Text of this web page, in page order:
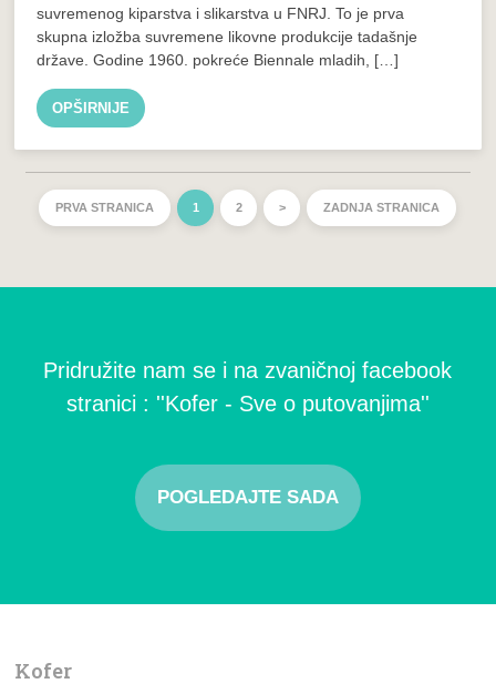
suvremenog kiparstva i slikarstva u FNRJ. To je prva
skupna izložba suvremene likovne produkcije tadašnje
države. Godine 1960. pokreće Biennale mladih, […]
OPŠIRNIJE
PRVA STRANICA 1 2 > ZADNJA STRANICA
Pridružite nam se i na zvaničnoj facebook
stranici : ''Kofer - Sve o putovanjima''
POGLEDAJTE SADA
Kofer